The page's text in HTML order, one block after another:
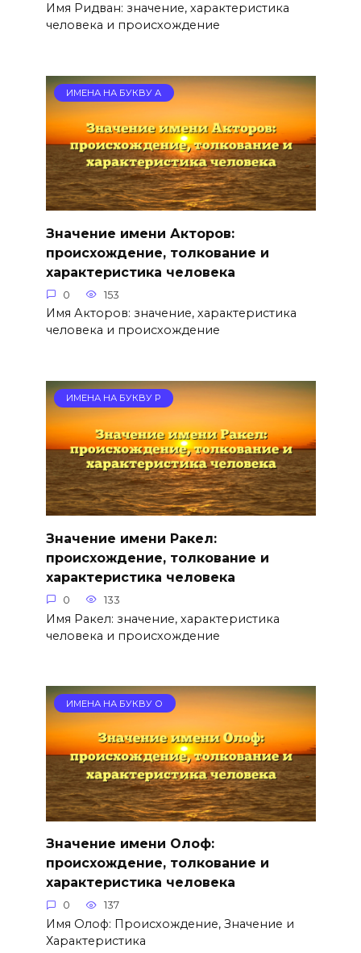
Имя Ридван: значение, характеристика
человека и происхождение
ИМЕНА НА БУКВУ А
Значение имени Акторов:
происхождение, толкование и
характеристика человека
0 153
Имя Акторов: значение, характеристика
человека и происхождение
ИМЕНА НА БУКВУ Р
Значение имени Ракел:
происхождение, толкование и
характеристика человека
0 133
Имя Ракел: значение, характеристика
человека и происхождение
ИМЕНА НА БУКВУ О
Значение имени Олоф:
происхождение, толкование и
характеристика человека
0 137
Имя Олоф: Происхождение, Значение и
Характеристика